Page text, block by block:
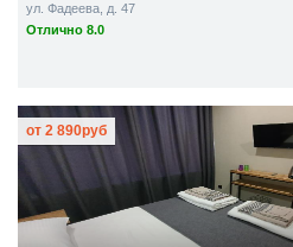
ул. Фадеева, д. 47
Отлично 8.0
от 2 890руб